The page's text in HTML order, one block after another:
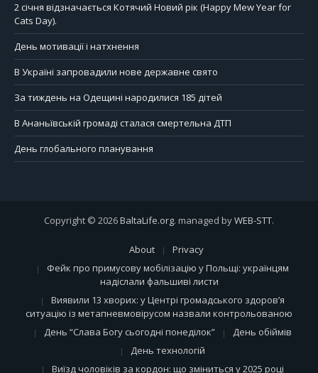
2 січня відзначається Котячий Новий рік (Happy Mew Year for
Cats Day).
День мотивації і натхнення
В Україні запровадили нове державне свято
За тиждень на Одещині народилися 185 дітей
В Ананьївській громаді сталася смертельна ДТП
День глобального планування
Copyright © 2026BaltaLife.org. managed byWEB-STT.
About
Privacy
Фейк про примусову мобілізацію у Польщі: українцям
надіслали фальшиві листи
Виявили 13 хворих: у Центрі громадського здоров’я
ситуацію із метапневмовірусом назвали контрольованою
День “Слава Богу сьогодні понеділок”
День обіймів
День технологій
Виїзд чоловіків за кордон: що зміниться у 2025 році